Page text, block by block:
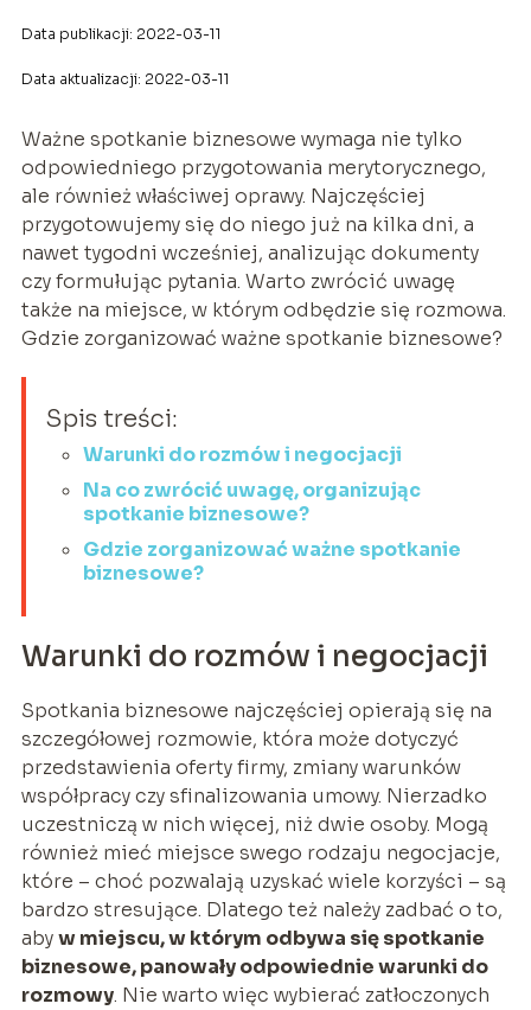
Data publikacji: 2022-03-11
Data aktualizacji: 2022-03-11
Ważne spotkanie biznesowe wymaga nie tylko
odpowiedniego przygotowania merytorycznego,
ale również właściwej oprawy. Najczęściej
przygotowujemy się do niego już na kilka dni, a
nawet tygodni wcześniej, analizując dokumenty
czy formułując pytania. Warto zwrócić uwagę
także na miejsce, w którym odbędzie się rozmowa.
Gdzie zorganizować ważne spotkanie biznesowe?
Spis treści:
Warunki do rozmów i negocjacji
Na co zwrócić uwagę, organizując
spotkanie biznesowe?
Gdzie zorganizować ważne spotkanie
biznesowe?
Warunki do rozmów i negocjacji
Spotkania biznesowe najczęściej opierają się na
szczegółowej rozmowie, która może dotyczyć
przedstawienia oferty firmy, zmiany warunków
współpracy czy sfinalizowania umowy. Nierzadko
uczestniczą w nich więcej, niż dwie osoby. Mogą
również mieć miejsce swego rodzaju negocjacje,
które – choć pozwalają uzyskać wiele korzyści – są
bardzo stresujące. Dlatego też należy zadbać o to,
abyw miejscu, w którym odbywa się spotkanie
biznesowe, panowały odpowiednie warunki do
rozmowy. Nie warto więc wybierać zatłoczonych